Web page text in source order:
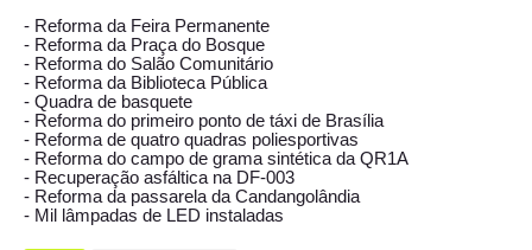
- Reforma da Feira Permanente
- Reforma da Praça do Bosque
- Reforma do Salão Comunitário
- Reforma da Biblioteca Pública
- Quadra de basquete
- Reforma do primeiro ponto de táxi de Brasília
- Reforma de quatro quadras poliesportivas
- Reforma do campo de grama sintética da QR1A
- Recuperação asfáltica na DF-003
- Reforma da passarela da Candangolândia
- Mil lâmpadas de LED instaladas